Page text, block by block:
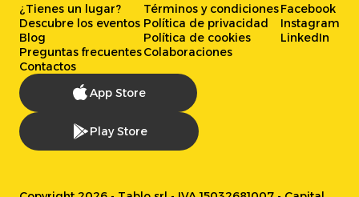
¿Tienes un lugar?
Descubre los eventos
Blog
Preguntas frecuentes
Contactos
Términos y condiciones
Política de privacidad
Política de cookies
Colaboraciones
Facebook
Instagram
LinkedIn
App Store
Play Store